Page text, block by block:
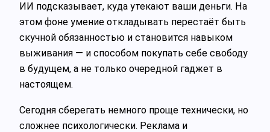
ИИ подсказывает, куда утекают ваши деньги. На
этом фоне умение откладывать перестаёт быть
скучной обязанностью и становится навыком
выживания — и способом покупать себе свободу
в будущем, а не только очередной гаджет в
настоящем.
Сегодня сберегать немного проще технически, но
сложнее психологически. Реклама и